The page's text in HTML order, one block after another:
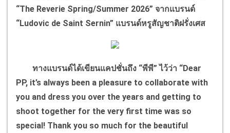
“The Reverie Spring/Summer 2026” จากแบรนด์
“Ludovic de Saint Sernin” แบรนด์หรูสัญชาติฝรั่งเศส
ทางแบรนด์ได้เขียนแคปชั่นถึง “พีพี” ไว้ว่า “Dear
PP, it’s always been a pleasure to collaborate with
you and dress you over the years and getting to
shoot together for the very first time was so
special! Thank you so much for the beautiful